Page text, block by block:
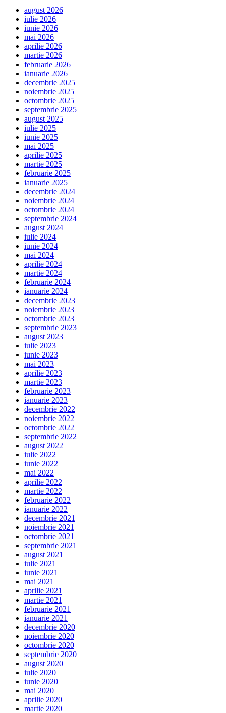
august 2026
iulie 2026
iunie 2026
mai 2026
aprilie 2026
martie 2026
februarie 2026
ianuarie 2026
decembrie 2025
noiembrie 2025
octombrie 2025
septembrie 2025
august 2025
iulie 2025
iunie 2025
mai 2025
aprilie 2025
martie 2025
februarie 2025
ianuarie 2025
decembrie 2024
noiembrie 2024
octombrie 2024
septembrie 2024
august 2024
iulie 2024
iunie 2024
mai 2024
aprilie 2024
martie 2024
februarie 2024
ianuarie 2024
decembrie 2023
noiembrie 2023
octombrie 2023
septembrie 2023
august 2023
iulie 2023
iunie 2023
mai 2023
aprilie 2023
martie 2023
februarie 2023
ianuarie 2023
decembrie 2022
noiembrie 2022
octombrie 2022
septembrie 2022
august 2022
iulie 2022
iunie 2022
mai 2022
aprilie 2022
martie 2022
februarie 2022
ianuarie 2022
decembrie 2021
noiembrie 2021
octombrie 2021
septembrie 2021
august 2021
iulie 2021
iunie 2021
mai 2021
aprilie 2021
martie 2021
februarie 2021
ianuarie 2021
decembrie 2020
noiembrie 2020
octombrie 2020
septembrie 2020
august 2020
iulie 2020
iunie 2020
mai 2020
aprilie 2020
martie 2020